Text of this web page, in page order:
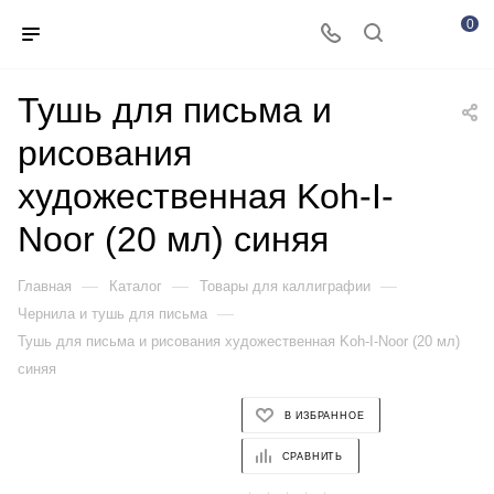
0
Тушь для письма и
рисования
художественная Koh-I-
Noor (20 мл) синяя
Главная — Каталог — Товары для каллиграфии —
Чернила и тушь для письма —
Тушь для письма и рисования художественная Koh-I-Noor (20 мл)
синяя
В ИЗБРАННОЕ
СРАВНИТЬ